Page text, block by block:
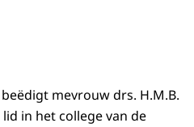
mevrouw drs. H.M.B.
in het college van de